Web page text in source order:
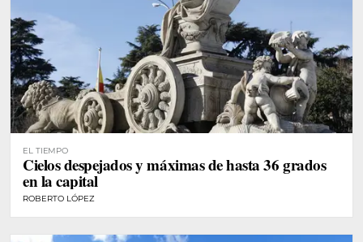
EL TIEMPO
Cielos despejados y máximas de hasta 36 grados
en la capital
ROBERTO LÓPEZ